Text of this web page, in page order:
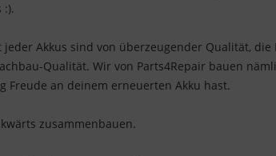
:).
Akkus sind von überzeugender Qualität,
Qualität. Wir von Parts4Repair bauen
Freude an deinem erneuerten Akku hast.
zusammenbauen.